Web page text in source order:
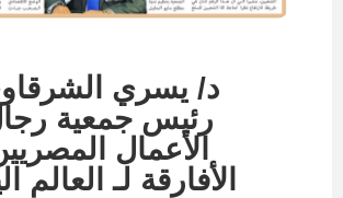
د/ يسري
رئيس جمعية
الأعمال
الأفارقة لـ العالم